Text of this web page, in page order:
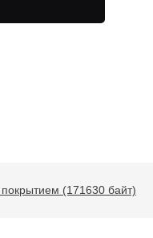
(171630 байт)